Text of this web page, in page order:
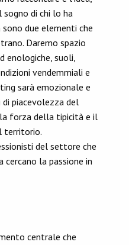
sogno di chi lo ha
sono due elementi che
Daremo spazio
enologiche, suoli,
vendemmiali e
sarà emozionale e
piacevolezza del
forza della tipicità e il
territorio.
del settore che
la passione in
centrale che